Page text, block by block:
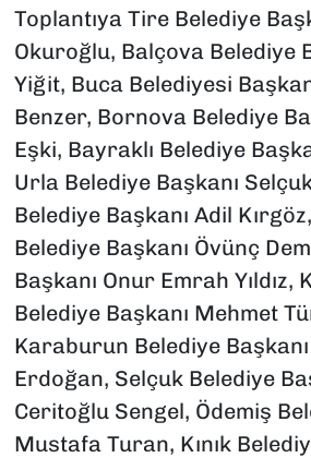
Toplantıya Tire Belediye
Okuroğlu, Balçova Belediye
Yiğit, Buca Belediyesi
Benzer, Bornova Belediye
Eşki, Bayraklı Belediye
Urla Belediye Başkanı
Belediye Başkanı Adil
Belediye Başkanı Övünç
Başkanı Onur Emrah Yıldız,
Belediye Başkanı Mehmet
Karaburun Belediye
Erdoğan, Selçuk Belediye
Ceritoğlu Sengel, Ödemiş
Mustafa Turan, Kınık